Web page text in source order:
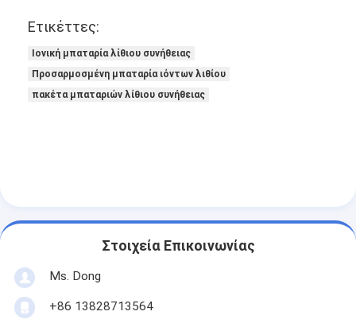
Ετικέττες:
Ιονική μπαταρία λίθιου συνήθειας
Προσαρμοσμένη μπαταρία ιόντων λιθίου
πακέτα μπαταριών λίθιου συνήθειας
Στοιχεία Επικοινωνίας
Ms. Dong
+86 13828713564